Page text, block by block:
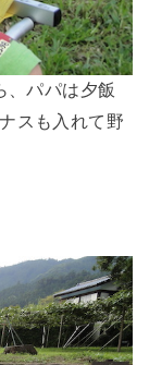
、パパは夕飯
スも入れて野